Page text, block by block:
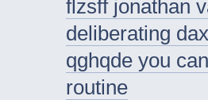
flzsff jonathan
deliberating
qghqde you
routine